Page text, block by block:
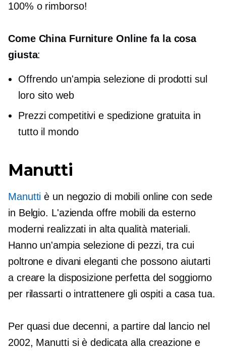
100% o rimborso!
Come China Furniture Online fa la cosa
giusta:
Offrendo un'ampia selezione di prodotti sul
loro sito web
Prezzi competitivi e spedizione gratuita in
tutto il mondo
Manutti
Manutti è un negozio di mobili online con sede
in Belgio. L'azienda offre mobili da esterno
moderni realizzati in alta qualitàmateriali.
Hanno un'ampia selezione di pezzi, tra cui
poltrone e divani eleganti che possono aiutarti
a creare la disposizione perfetta del soggiorno
per rilassarti o intrattenere gli ospiti a casa tua.
Per quasi due decenni, a partire dal lancio nel
2002, Manutti si è dedicata alla creazione e